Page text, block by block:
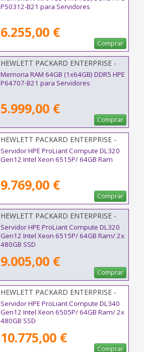
P50312-B21 para Servidores
6.255,00 €
Comprar
HEWLETT PACKARD ENTERPRISE -
P64707-B21
Memoria RAM 64GB (1x64GB) DDR5 HPE
P64707-B21 para Servidores
5.999,00 €
Comprar
HEWLETT PACKARD ENTERPRISE -
P87775-425
Servidor HPE ProLiant Compute DL320
Gen12 Intel Xeon 6515P/ 64GB Ram
9.769,00 €
Comprar
HEWLETT PACKARD ENTERPRISE -
P87783-425
Servidor HPE ProLiant Compute DL320
Gen12 Intel Xeon 6515P/ 64GB Ram/ 2x
480GB SSD
9.005,00 €
Comprar
HEWLETT PACKARD ENTERPRISE -
P87782-425
Servidor HPE ProLiant Compute DL340
Gen12 Intel Xeon 6505P/ 64GB Ram/ 2x
480GB SSD
10.775,00 €
Comprar